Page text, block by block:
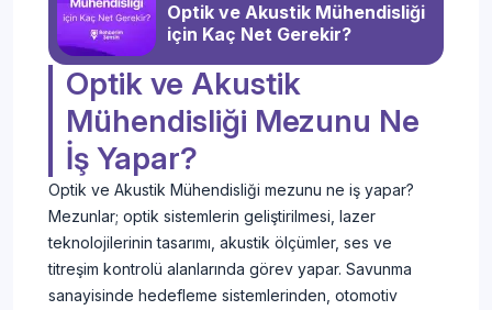
Optik ve Akustik Mühendisliği
için Kaç Net Gerekir?
Optik ve Akustik
Mühendisliği Mezunu Ne
İş Yapar?
Optik ve Akustik Mühendisliği mezunu ne iş yapar?
Mezunlar; optik sistemlerin geliştirilmesi, lazer
teknolojilerinin tasarımı, akustik ölçümler, ses ve
titreşim kontrolü alanlarında görev yapar. Savunma
sanayisinde hedefleme sistemlerinden, otomotiv